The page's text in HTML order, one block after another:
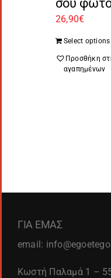
σου
26,90€
Select options
Προσθήκη
αγαπημένων
ΓΙΑ ΕΜΑΣ
email:
Κωστή Παλαμά 1 –